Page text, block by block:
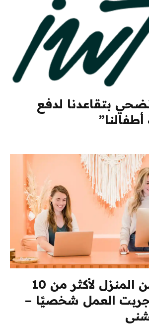
نضحي بتقاعدنا لدفع
لقد عملت من المنزل لأكثر من 10
العمل شخصيًا –